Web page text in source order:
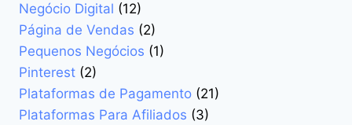
Negócio Digital (12)
Página de Vendas (2)
Pequenos Negócios (1)
Pinterest (2)
Plataformas de Pagamento (21)
Plataformas Para Afiliados (3)